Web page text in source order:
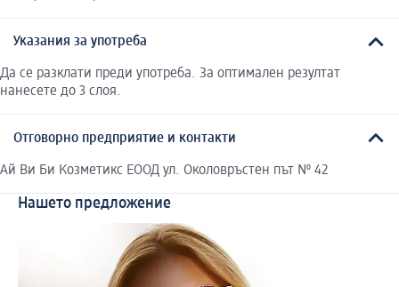
Указания за употреба
Да се разклати преди употреба. За оптимален резултат
нанесете до 3 слоя.
Отговорно предприятие и контакти
Ай Ви Би Козметикс ЕООД ул. Околовръстен път № 42
Нашето предложение